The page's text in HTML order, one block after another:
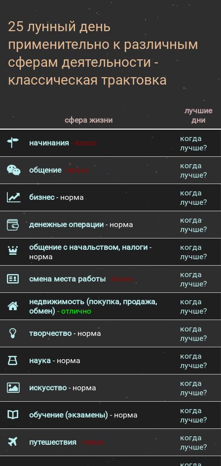
25 лунный день
применительно к различным
сферам деятельности -
классическая трактовка
сфера жизни
лучшие
дни
начинания - плохо
когда
лучше?
общение- плохо
когда
лучше?
бизнес- норма
когда
лучше?
денежные операции - норма
когда
лучше?
общение с начальством, налоги -
норма
когда
лучше?
смена места работы - плохо
когда
лучше?
недвижимость (покупка, продажа,
обмен) - отлично
когда
лучше?
творчество - норма
когда
лучше?
наука - норма
когда
лучше?
искусство - норма
когда
лучше?
обучение (экзамены) - норма
когда
лучше?
путешествия - плохо
когда
лучше?